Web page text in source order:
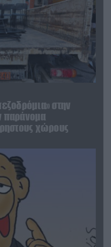
στην
παράνομα
χώρους